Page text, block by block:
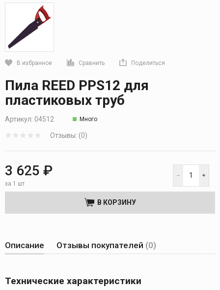
В избранное Сравнить Поделиться
Кликните, чтобы скопировать прямую ссылку
Пила REED PPS12 для
пластиковых труб
Артикул: 04512 Много
Отзывы: (0)
3 625 ₽
за 1 шт
В КОРЗИНУ
Описание Отзывы покупателей (0)
Технические характеристики